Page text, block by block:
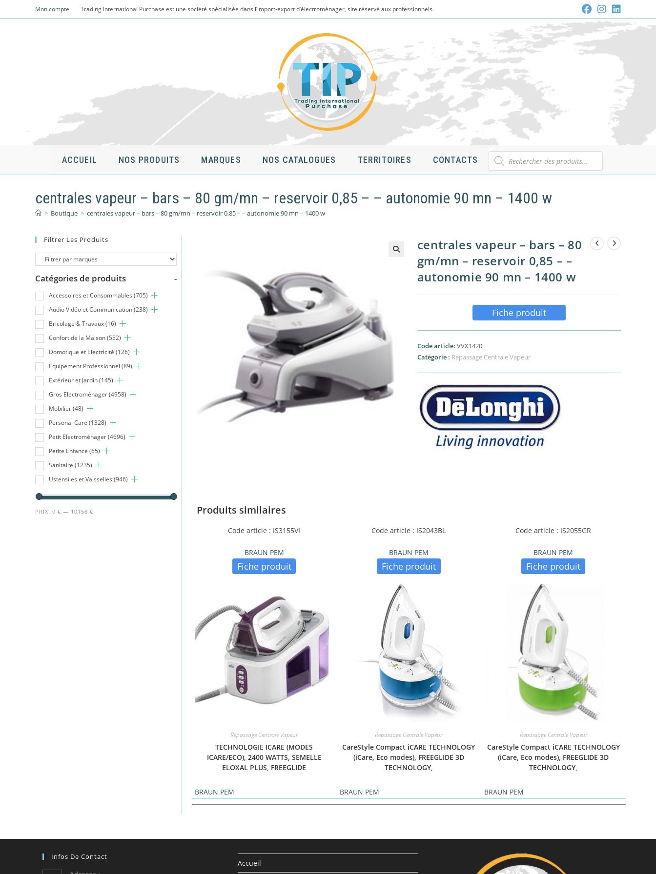
to
Mon compte Trading International Purchase est une société spécialisée dans l’import-export d’électroménager, site réservé aux professionnels.
ACCUEIL NOS PRODUITS MARQUES NOS CATALOGUES TERRITOIRES CONTACTS
Recherche
de
produits
centrales vapeur – bars – 80 gm/mn – reservoir 0,85 – – autonomie 90 mn – 1400 w
> Boutique > centrales vapeur – bars – 80 gm/mn – reservoir 0,85 – – autonomie 90 mn – 1400 w
centrales vapeur – bars – 80
gm/mn – reservoir 0,85 – –
autonomie 90 mn – 1400 w
Fiche produit
Code article: VVX1420
Catégorie : Repassage Centrale Vapeur
Produits similaires
Code article : IS3155VI
BRAUN PEM
Fiche produit
Repassage Centrale Vapeur
TECHNOLOGIE ICARE (MODES
ICARE/ECO), 2400 WATTS, SEMELLE
ELOXAL PLUS, FREEGLIDE
BRAUN PEM
Code article : IS2043BL
BRAUN PEM
Fiche produit
Repassage Centrale Vapeur
CareStyle Compact iCARE TECHNOLOGY
(iCare, Eco modes), FREEGLIDE 3D
TECHNOLOGY,
BRAUN PEM
Code article : IS2055GR
BRAUN PEM
Fiche produit
Repassage Centrale Vapeur
CareStyle Compact iCARE TECHNOLOGY
(iCare, Eco modes), FREEGLIDE 3D
TECHNOLOGY,
BRAUN PEM
Filtrer Les Produits
Catégories de produits -
Accessoires et Consommables (705)
Audio Vidéo et Communication(238)
Bricolage & Travaux(16)
Confort de la Maison(552)
Domotique et Electricité (126)
Equipement Professionnel (89)
Extérieur et Jardin(145)
Gros Electroménager(4958)
Mobilier(48)
Personal Care (1328)
Petit Electroménager(4696)
Petite Enfance (65)
Sanitaire (1235)
Ustensiles et Vaisselles (946)
PRIX: 0 € — 10158 €
Infos De Contact
Accueil